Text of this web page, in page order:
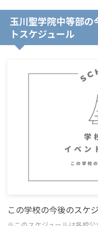
玉川聖学院中等部の
トスケジュール
この学校の今後のスケ